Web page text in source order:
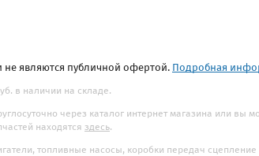
являются публичной офертой. Подробная
в наличии на складе.
через каталог интернет магазина или вы
находятся здесь.
топливные насосы, коробки передач